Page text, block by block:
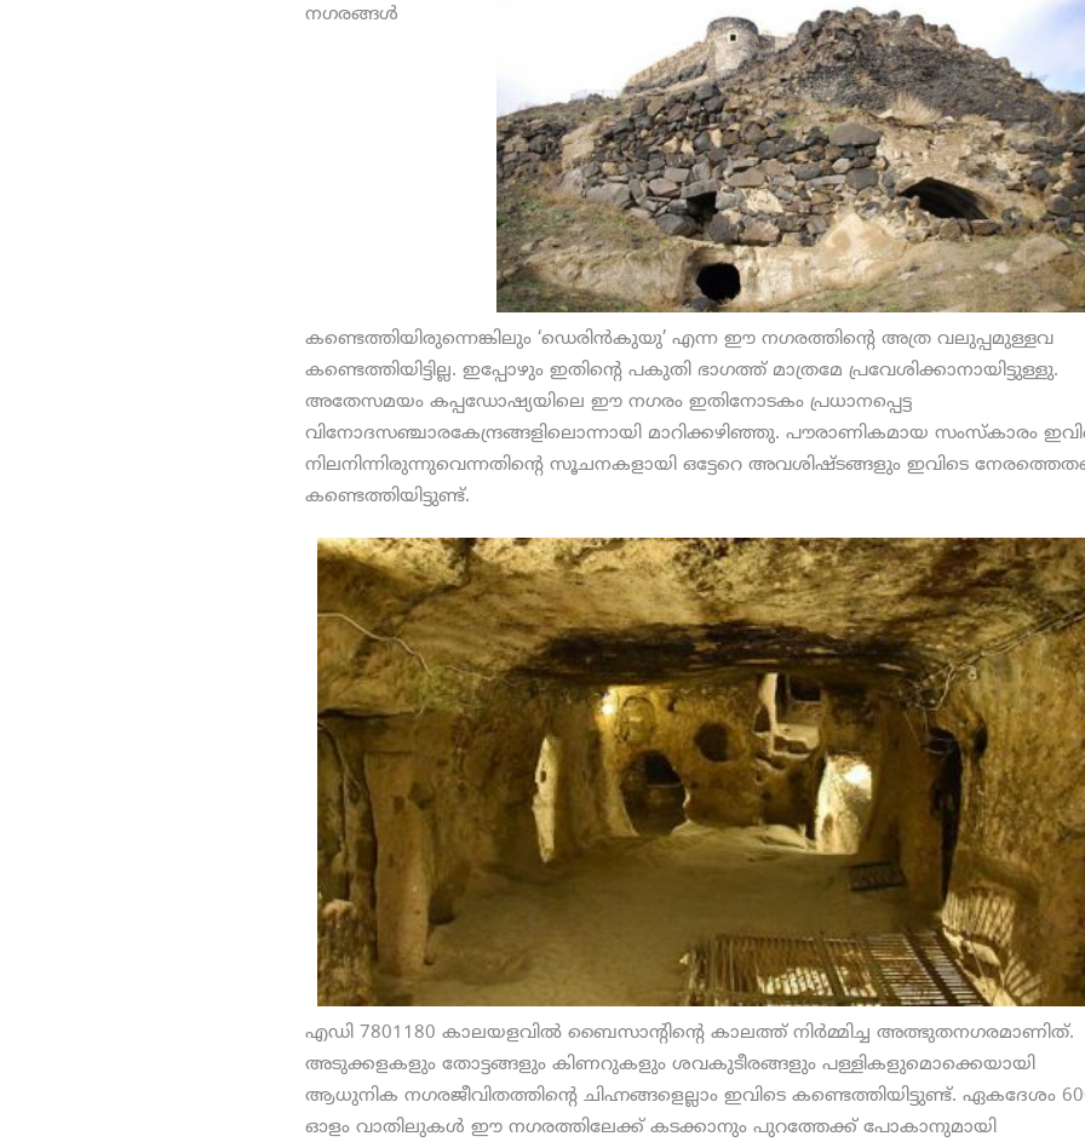
നഗരങ്ങള്‍
കണ്ടെത്തിയിരുന്നെങ്കിലും ‘ഡെരിന്‍കുയു’ എന്ന ഈ നഗരത്തിന്റെ അത്ര വലുപ്പമുള്ളവ
കണ്ടെത്തിയിട്ടില്ല. ഇപ്പോഴും ഇതിന്റെ പകുതി ഭാഗത്ത് മാത്രമേ പ്രവേശിക്കാനായിട്ടുള്ളു.
അതേസമയം കപ്പഡോഷ്യയിലെ ഈ നഗരം ഇതിനോടകം പ്രധാനപ്പെട്ട
വിനോദസഞ്ചാരകേന്ദ്രങ്ങളിലൊന്നായി മാറിക്കഴിഞ്ഞു. പൗരാണികമായ സംസ്‌കാരം
നിലനിന്നിരുന്നുവെന്നതിന്റെ സൂചനകളായി ഒട്ടേറെ അവശിഷ്ടങ്ങളും ഇവിടെ
കണ്ടെത്തിയിട്ടുണ്ട്.
എഡി 7801180 കാലയളവില്‍ ബൈസാന്റിന്റെ കാലത്ത് നിര്‍മ്മിച്ച അത്ഭുതനഗരമാണിത്.
അടുക്കളകളും തോട്ടങ്ങളും കിണറുകളും ശവകുടീരങ്ങളും പള്ളികളുമൊക്കെയായി
ആധുനിക നഗരജീവിതത്തിന്റെ ചിഹ്നങ്ങളെല്ലാം ഇവിടെ കണ്ടെത്തിയിട്ടുണ്ട്. ഏകദേശം
ഓളം വാതിലുകള്‍ ഈ നഗരത്തിലേക്ക് കടക്കാനും പുറത്തേക്ക് പോകാനുമായി